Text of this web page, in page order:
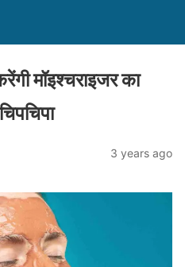
मॉइश्चराइजर का
3 years ago